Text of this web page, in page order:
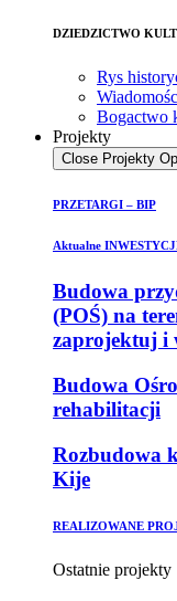
DZIEDZICTWO
Rys
Bogactwo
Projekty
Close Projekty
PRZETARGI – BIP
Aktualne
Budowa
(POŚ) na
zaprojektuj i
Budowa
rehabilitacji
Rozbudowa
Kije
REALIZOWANE
Ostatnie projekty